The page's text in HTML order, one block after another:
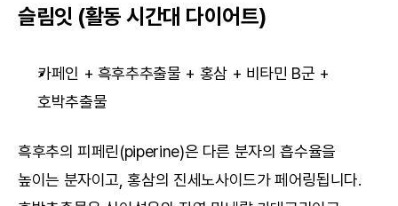
슬림잇 (활동 시간대 다이어트)
카페인 + 흑후추추출물 + 홍삼 + 비타민 B군 +
호박추출물
흑후추의 피페린(piperine)은 다른 분자의 흡수율을
높이는 분자이고, 홍삼의 진세노사이드가 페어링됩니다.